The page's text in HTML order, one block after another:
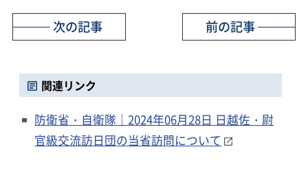
前の記事
次の記事
関連リンク
防衛省・自衛隊｜2024年06月28日 日越佐・尉
官級交流訪日団の当省訪問について